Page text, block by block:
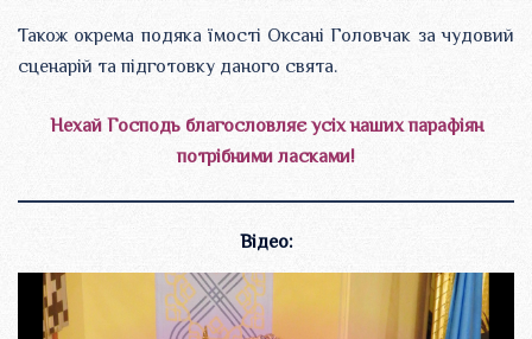
Також окрема подяка їмості Оксані Головчак за чудовий
сценарій та підготовку даного свята.
Нехай Господь благословляє усіх наших парафіян
потрібними ласками!
Відео: